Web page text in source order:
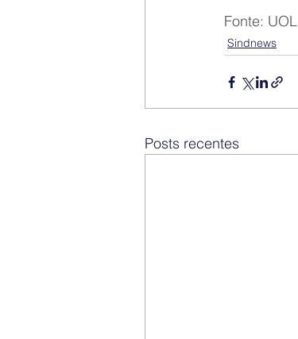
Fonte: UOL
Sindnews
Posts recentes